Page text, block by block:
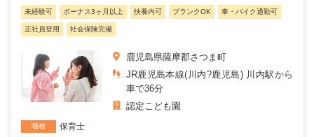
未経験可 ボーナス3ヶ月以上 扶養内可 ブランクOK 車・バイク通勤可
正社員登用 社会保険完備
鹿児島県薩摩郡さつま町
JR鹿児島本線(川内?鹿児島) 川内駅から
車で36分
認定こども園
職種 保育士